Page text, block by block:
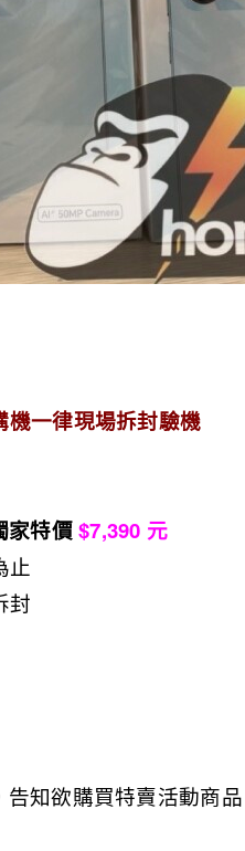
一律現場拆封驗機
家特價$7,390 元
止
封
告知欲購買特賣活動商